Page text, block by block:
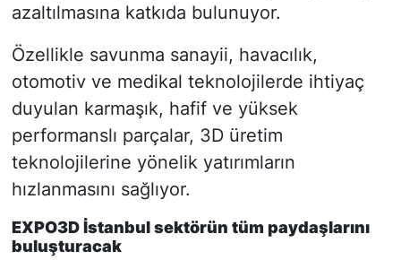
azaltılmasına katkıda bulunuyor.
Özellikle savunma sanayii, havacılık,
otomotiv ve medikal teknolojilerde ihtiyaç
duyulan karmaşık, hafif ve yüksek
performanslı parçalar, 3D üretim
teknolojilerine yönelik yatırımların
hızlanmasını sağlıyor.
EXPO3D İstanbul sektörün tüm paydaşlarını
buluşturacak